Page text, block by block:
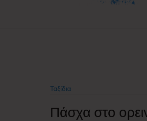
Ταξίδια
Πάσχα στο